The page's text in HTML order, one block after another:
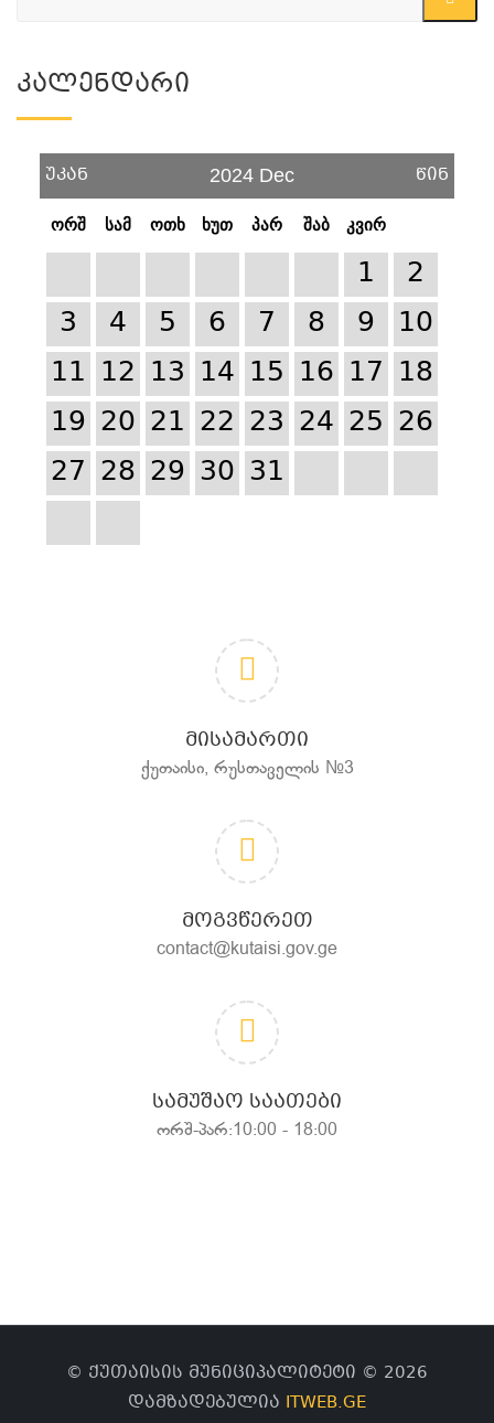
Კალენდარი
უკან 2024 Dec წინ
ორშ სამ ოთხ ხუთ პარ შაბ კვირ
1
2
3
4 5 6 7 8 9
10
11 12 13 14 15 16 17 18
19 20 21 22 23 24 25 26
27 28 29 30 31
ᲛᲘᲡᲐᲛᲐᲠᲗᲘ
ქუთაისი, რუსთაველის №3
ᲛᲝᲒᲕᲬᲔᲠᲔᲗ
contact@kutaisi.gov.ge
ᲡᲐᲛᲣᲨᲐᲝ ᲡᲐᲐᲗᲔᲑᲘ
ორშ-პარ:10:00 - 18:00
© ქუთაისის მუნიციპალიტეტი © 2026
დამზადებულია ITWEB.GE